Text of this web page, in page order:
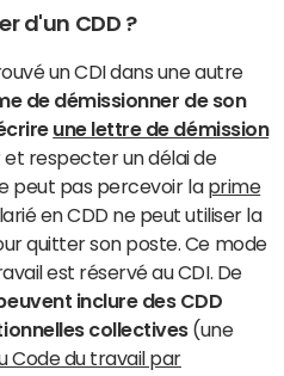
d'un CDD ?
un CDI dans une autre
de démissionner de son
une lettre de démission
respecter un délai de
peut pas percevoir la prime
en CDD ne peut utiliser la
quitter son poste. Ce mode
est réservé au CDI. De
inclure des CDD
collectives(une
Code du travail par